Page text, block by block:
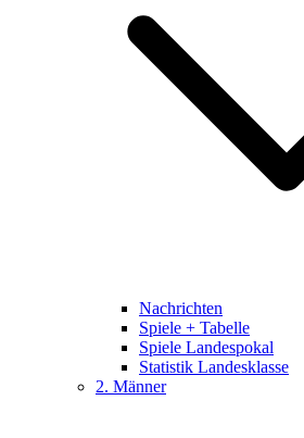
Nachrichten
Spiele + Tabelle
Spiele Landespokal
Statistik Landesklasse
2. Männer